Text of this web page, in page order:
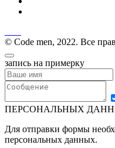
© Code men, 2022. Все
запись на примерку
ПЕРСОНАЛЬНЫХ
Для отправки формы
персональных данных.